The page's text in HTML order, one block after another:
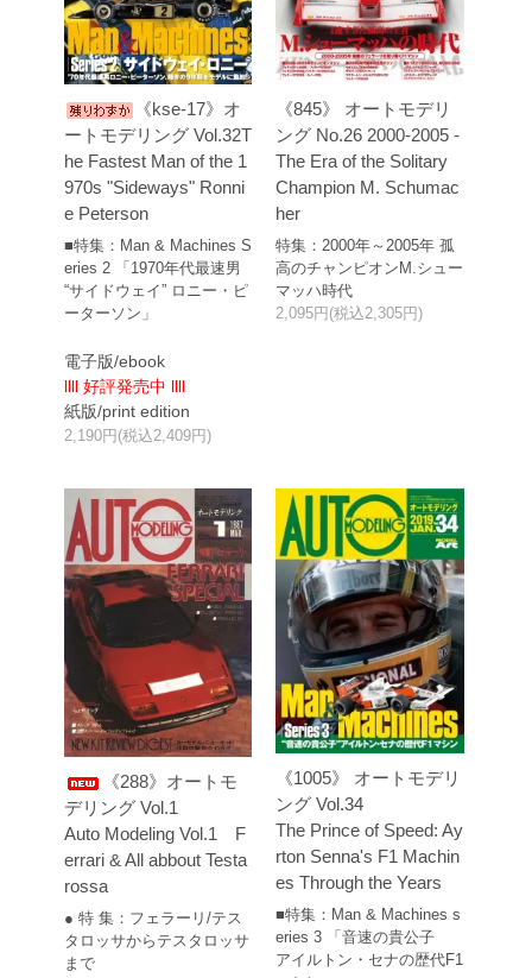
《kse-17》オ
ートモデリング Vol.32T
he Fastest Man of the 1
970s "Sideways" Ronni
e Peterson
■特集：Man & Machines S
eries 2 「1970年代最速男
“サイドウェイ” ロニー・ピ
ーターソン」
電子版/ebook
llll 好評発売中 llll
紙版/print edition
2,190円(税込2,409円)
《845》 オートモデリ
ング No.26 2000-2005 -
The Era of the Solitary
Champion M. Schumac
her
特集：2000年～2005年 孤
高のチャンピオンM.シュー
マッハ時代
2,095円(税込2,305円)
《288》オートモ
デリング Vol.1
Auto Modeling Vol.1 F
errari & All abbout Testa
rossa
● 特 集：フェラーリ/テス
タロッサからテスタロッサ
まで
《1005》 オートモデリ
ング Vol.34
The Prince of Speed: Ay
rton Senna's F1 Machin
es Through the Years
■特集：Man & Machines s
eries 3 「音速の貴公子
アイルトン・セナの歴代F1